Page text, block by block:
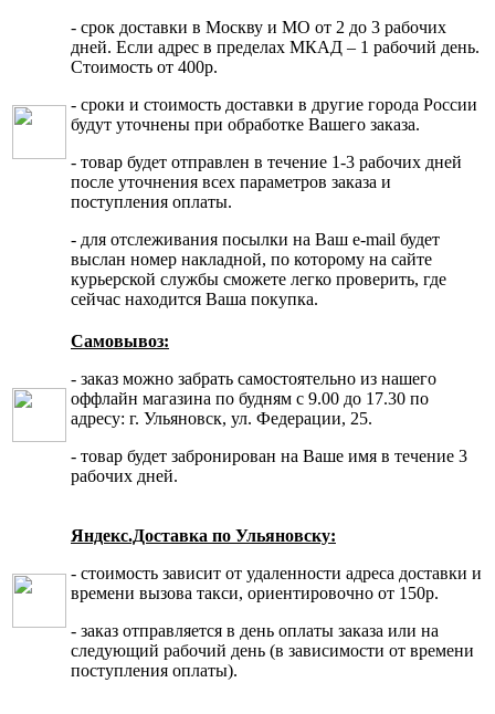
- срок доставки в Москву и МО от 2 до 3 рабочих
дней. Если адрес в пределах МКАД – 1 рабочий день.
Стоимость от 400р.
- сроки и стоимость доставки в другие города России
будут уточнены при обработке Вашего заказа.
- товар будет отправлен в течение 1-3 рабочих дней
после уточнения всех параметров заказа и
поступления оплаты.
- для отслеживания посылки на Ваш e-mail будет
выслан номер накладной, по которому на сайте
курьерской службы сможете легко проверить, где
сейчас находится Ваша покупка.
Самовывоз:
- заказ можно забрать самостоятельно из нашего
оффлайн магазина по будням с 9.00 до 17.30 по
адресу: г. Ульяновск, ул. Федерации, 25.
- товар будет забронирован на Ваше имя в течение 3
рабочих дней.
Яндекс.Доставка по Ульяновску:
- стоимость зависит от удаленности адреса доставки и
времени вызова такси, ориентировочно от 150р.
- заказ отправляется в день оплаты заказа или на
следующий рабочий день (в зависимости от времени
поступления оплаты).